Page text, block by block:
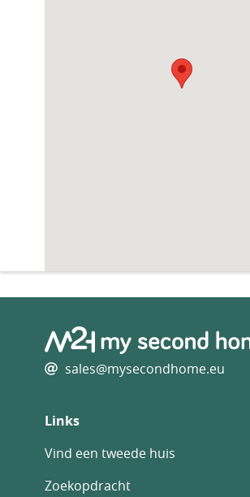
sales@mysecondhome.eu
Links
Vind een tweede huis
Zoekopdracht